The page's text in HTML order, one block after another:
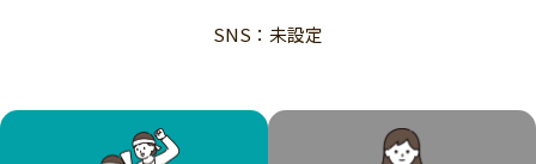
子ども・教育
フード・農業
文化
環境・エシカル
北海道 青森 岩手 宮城
秋田
福島
SNS：未設定